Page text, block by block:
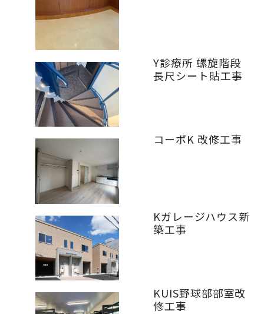
Y診療所 螺旋階段
長尺シート貼工事
コーポK 改修工事
Kガレージハウス新
築工事
KUIS野球部部室改
修工事